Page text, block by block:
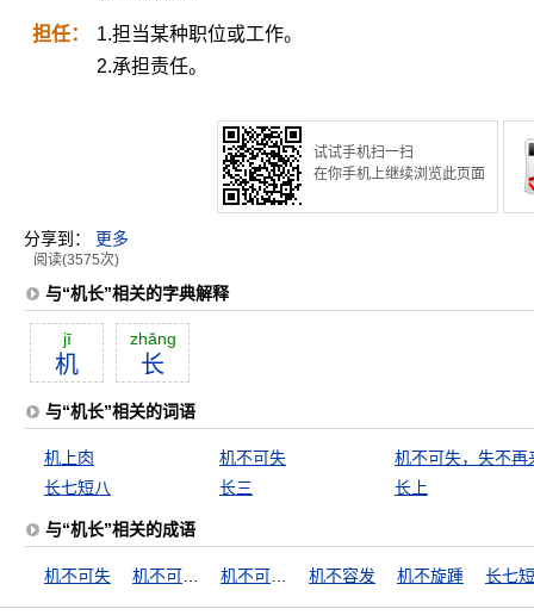
担任：
1.担当某种职位或工作。
2.承担责任。
试试手机扫一扫
在你手机上继续浏览此页面
分享到： 更多
阅读(3575次)
与“机长”相关的字典解释
jī
机
zhăng
长
与“机长”相关的词语
机上肉 机不可失
机不可失，失不再
长七短八
长三 长上
与“机长”相关的成语
机不可失 机不容发 机不旋踵 长七